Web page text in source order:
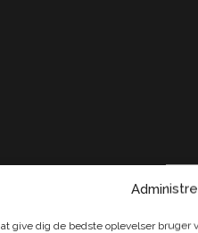
at give dig de bedste oplevelser